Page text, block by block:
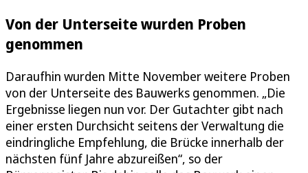
Von der Unterseite wurden Proben
genommen
Daraufhin wurden Mitte November weitere Proben
von der Unterseite des Bauwerks genommen. „Die
Ergebnisse liegen nun vor. Der Gutachter gibt nach
einer ersten Durchsicht seitens der Verwaltung die
eindringliche Empfehlung, die Brücke innerhalb der
nächsten fünf Jahre abzureißen“, so der